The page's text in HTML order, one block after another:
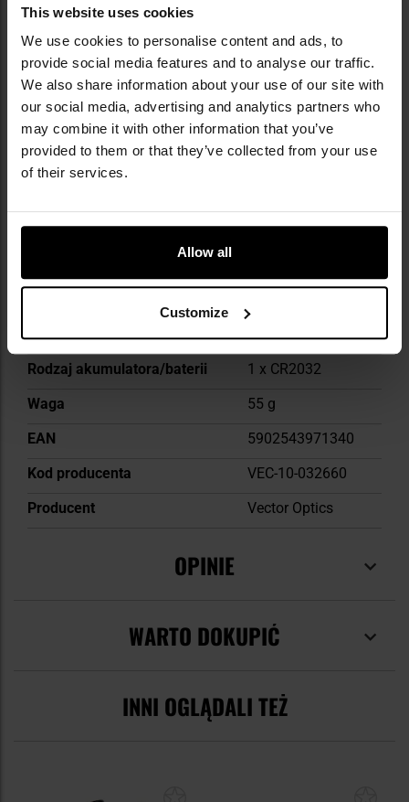
This website uses cookies
We use cookies to personalise content and ads, to
provide social media features and to analyse our traffic.
We also share information about your use of our site with
our social media, advertising and analytics partners who
may combine it with other information that you’ve
provided to them or that they’ve collected from your use
of their services.
Allow all
Customize
DANE TECHNICZNE
Więcej
informacji
Rodzaj montażu kolimatora
Weaver
Typ montażu
Kolor znaku celowniczego
Czerwony
Kolor główny
Black
Rodzaj akumulatora/baterii
1 x CR2032
Waga
55 g
EAN
5902543971340
Kod producenta
VEC-10-032660
Producent
Vector Optics
OPINIE
WARTO DOKUPIĆ
INNI OGLĄDALI TEŻ